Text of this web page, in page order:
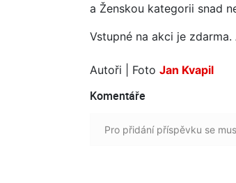
a Ženskou kategorii snad
Vstupné na akci je
Autoři | Foto Jan Kvapil
Komentáře
Pro přidání příspěvku se